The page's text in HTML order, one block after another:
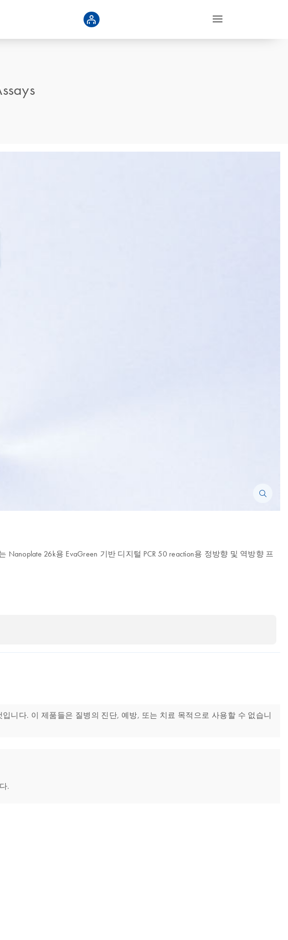
Nanoplate 26k용 EvaGreen 기반 디지털 PCR 50 reaction용 정방향 및 역방향 프
입니다. 이 제품들은 질병의 진단, 예방, 또는 치료 목적으로 사용할 수 없습니
.